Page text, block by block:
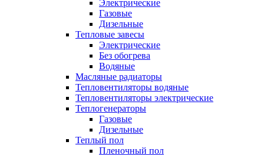
Электрические
Газовые
Дизельные
Тепловые завесы
Электрические
Без обогрева
Водяные
Масляные радиаторы
Тепловентиляторы водяные
Тепловентиляторы электрические
Теплогенераторы
Газовые
Дизельные
Теплый пол
Пленочный пол